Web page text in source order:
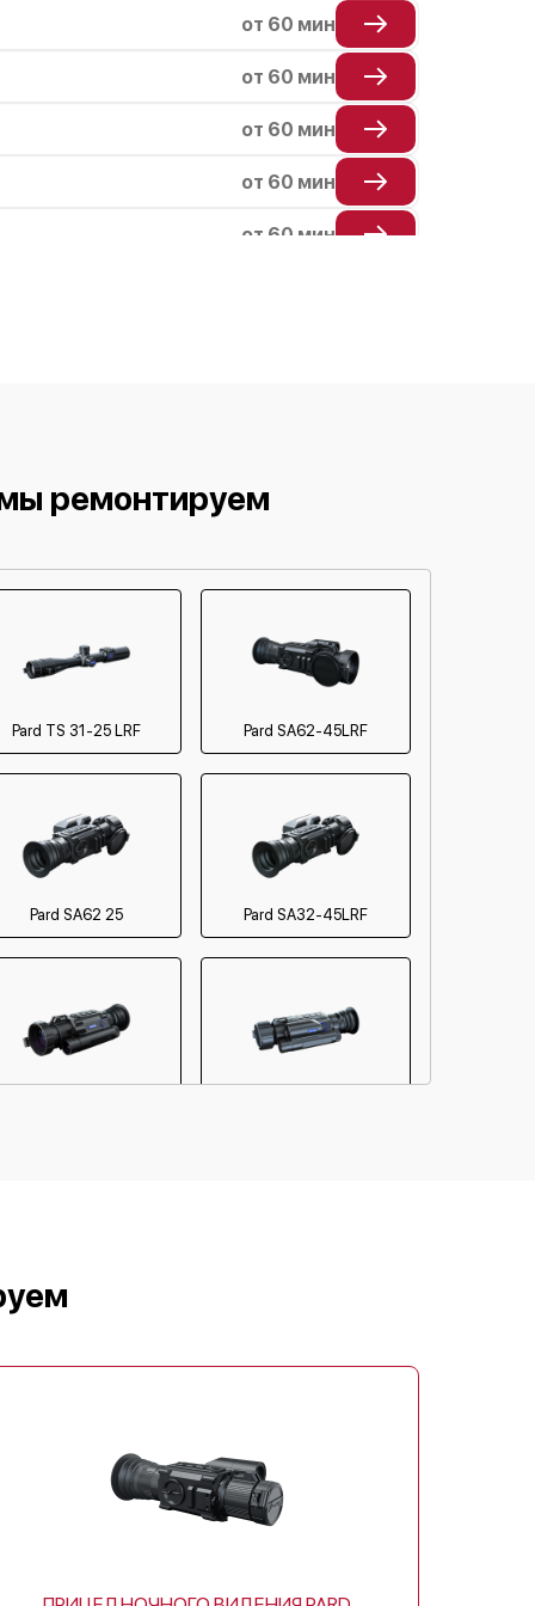
от 60 мин
от 60 мин
от 60 мин
от 60 мин
от 60 мин
от 60 мин
от 60 мин
от 60 мин
от 60 мин
от 60 мин
от 60 мин
от 60 мин
ремонтируем
Pard TS 31-25 LRF Pard SA62-45LRF
Pard SA62 25 Pard SA32-45LRF
Pard 35 LRF